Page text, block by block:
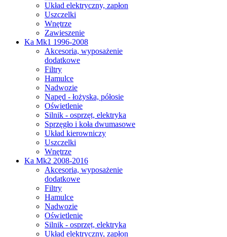
Układ elektryczny, zapłon
Uszczelki
Wnętrze
Zawieszenie
Ka Mk1 1996-2008
Akcesoria, wyposażenie
dodatkowe
Filtry
Hamulce
Nadwozie
Napęd - łożyska, półosie
Oświetlenie
Silnik - osprzęt, elektryka
Sprzęgło i koła dwumasowe
Układ kierowniczy
Uszczelki
Wnętrze
Ka Mk2 2008-2016
Akcesoria, wyposażenie
dodatkowe
Filtry
Hamulce
Nadwozie
Oświetlenie
Silnik - osprzęt, elektryka
Układ elektryczny, zapłon